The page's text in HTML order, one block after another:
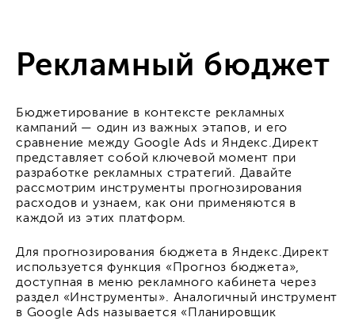
Рекламный бюджет
Бюджетирование в контексте рекламных
кампаний — один из важных этапов, и его
сравнение между Google Ads и Яндекс.Директ
представляет собой ключевой момент при
разработке рекламных стратегий. Давайте
рассмотрим инструменты прогнозирования
расходов и узнаем, как они применяются в
каждой из этих платформ.
Для прогнозирования бюджета в Яндекс.Директ
используется функция «Прогноз бюджета»,
доступная в меню рекламного кабинета через
раздел «Инструменты». Аналогичный инструмент
в Google Ads называется «Планировщик